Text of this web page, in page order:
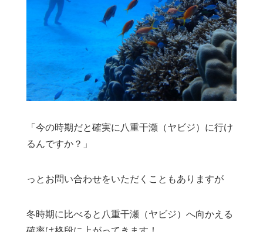
「今の時期だと確実に八重干瀬（ヤビジ）に行け
るんですか？」
っとお問い合わせをいただくこともありますが
冬時期に比べると八重干瀬（ヤビジ）へ向かえる